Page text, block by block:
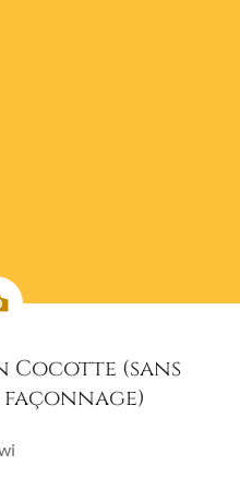
Cocotte (sans
façonnage)